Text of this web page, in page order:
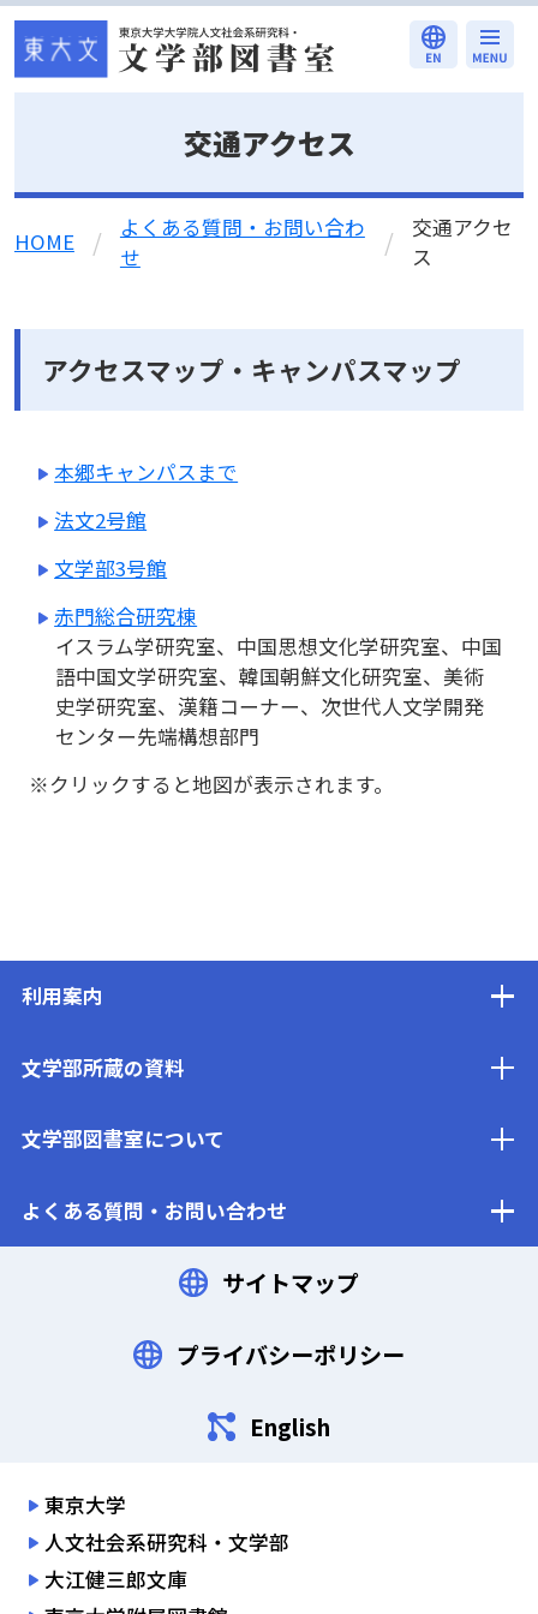
本文へ移動
交通アクセス
HOME /
よくある質問・お問い合わ
せ
/
交通アクセ
ス
アクセスマップ・キャンパスマップ
本郷キャンパスまで
法文2号館
文学部3号館
赤門総合研究棟
イスラム学研究室、中国思想文化学研究室、中国
語中国文学研究室、韓国朝鮮文化研究室、美術
史学研究室、漢籍コーナー、次世代人文学開発
センター先端構想部門
※クリックすると地図が表示されます。
利用案内
文学部所蔵の資料
文学部図書室について
よくある質問・お問い合わせ
サイトマップ
プライバシーポリシー
English
東京大学
人文社会系研究科・文学部
大江健三郎文庫